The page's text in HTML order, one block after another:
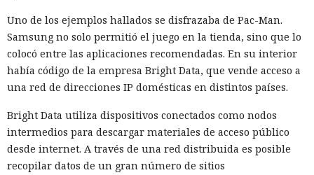
Uno de los ejemplos hallados se disfrazaba de Pac-Man.
Samsung no solo permitió el juego en la tienda, sino que lo
colocó entre las aplicaciones recomendadas. En su interior
había código de la empresa Bright Data, que vende acceso a
una red de direcciones IP domésticas en distintos países.
Bright Data utiliza dispositivos conectados como nodos
intermedios para descargar materiales de acceso público
desde internet. A través de una red distribuida es posible
recopilar datos de un gran número de sitios